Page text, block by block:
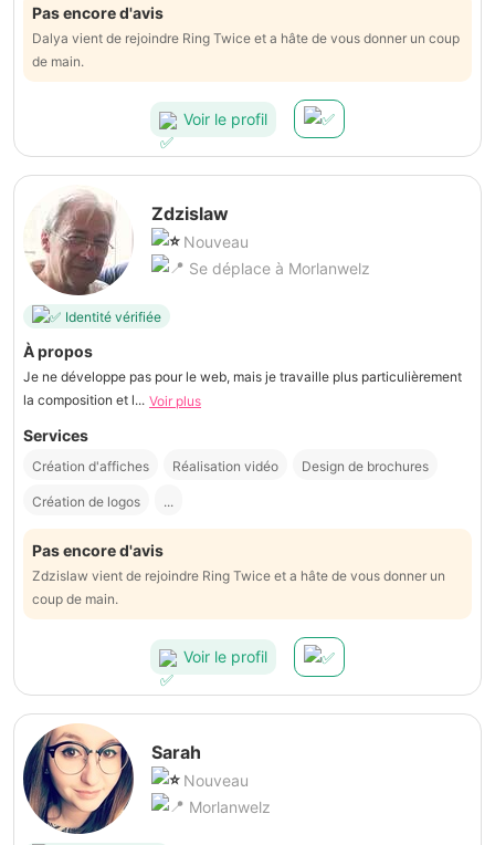
Pas encore d'avis
Dalya vient de rejoindre Ring Twice et a hâte de vous donner un coup
de main.
Voir le profil
Zdzislaw
Nouveau
Se déplace à Morlanwelz
Identité vérifiée
À propos
Je ne développe pas pour le web, mais je travaille plus particulièrement
la composition et l... Voir plus
Services
Création d'affiches Réalisation vidéo Design de brochures
Création de logos ...
Pas encore d'avis
Zdzislaw vient de rejoindre Ring Twice et a hâte de vous donner un
coup de main.
Voir le profil
Sarah
Nouveau
Morlanwelz